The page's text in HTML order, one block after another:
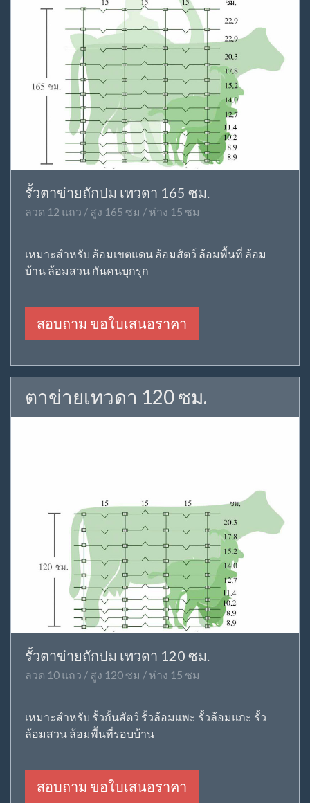
รั้วตาข่ายถักปม เทวดา 165 ซม.
ลวด 12 แถว / สูง 165 ซม / ห่าง 15 ซม
เหมาะสำหรับ ล้อมเขตแดน ล้อมสัตว์ ล้อมพื้นที่ ล้อม
บ้าน ล้อมสวน กันคนบุกรุก
สอบถาม ขอใบเสนอราคา
ตาข่ายเทวดา 120 ซม.
รั้วตาข่ายถักปม เทวดา 120 ซม.
ลวด 10 แถว / สูง 120 ซม / ห่าง 15 ซม
เหมาะสำหรับ รั้วกั้นสัตว์ รั้วล้อมแพะ รั้วล้อมแกะ รั้ว
ล้อมสวน ล้อมพื้นที่รอบบ้าน
สอบถาม ขอใบเสนอราคา